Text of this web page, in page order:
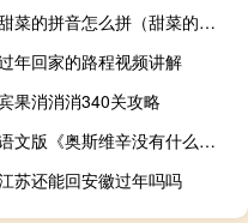
甜菜的拼音怎么拼（甜菜的拼音）
年回家的路程视频讲解
果消消消340关攻略
语文版《奥斯维辛没有什么新闻》原文
苏还能回安徽过年吗吗